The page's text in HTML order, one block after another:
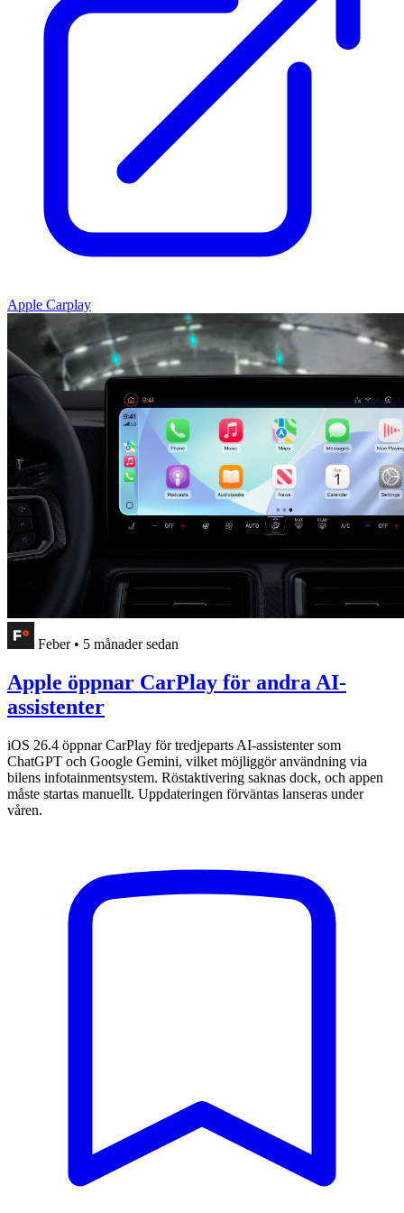
Apple Carplay
Feber • 5 månader sedan
Apple öppnar CarPlay för andra AI-
assistenter
iOS 26.4 öppnar CarPlay för tredjeparts AI-assistenter som
ChatGPT och Google Gemini, vilket möjliggör användning via
bilens infotainmentsystem. Röstaktivering saknas dock, och appen
måste startas manuellt. Uppdateringen förväntas lanseras under
våren.